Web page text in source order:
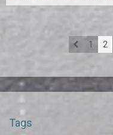
1 2
Tags